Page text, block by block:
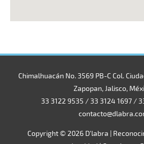
Chimalhuacán No. 3569 PB-C Col.
Zapopan, Jalisco,
33 3122 9535 / 33 3124 1697 /
Copyright © 2026 D'labra |